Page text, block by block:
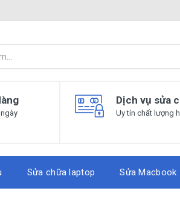
Dịch vụ sửa
Uy tín chất lượng
Sửa chữa laptop Sửa Macbook